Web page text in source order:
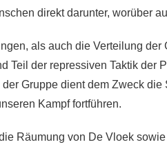
direkt darunter, worüber
als auch die Verteilung der
Teil der repressiven Taktik der
Gruppe dient dem Zweck
Kampf fortführen.
Räumung von De Vloek